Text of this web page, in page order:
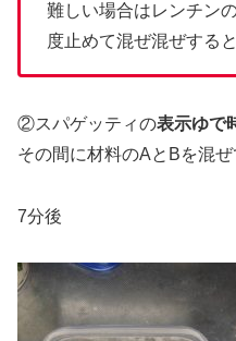
難しい場合はレンチン
度止めて混ぜ混ぜする
②スパゲッティの表示ゆで
その間に材料のAとBを混ぜ
7分後